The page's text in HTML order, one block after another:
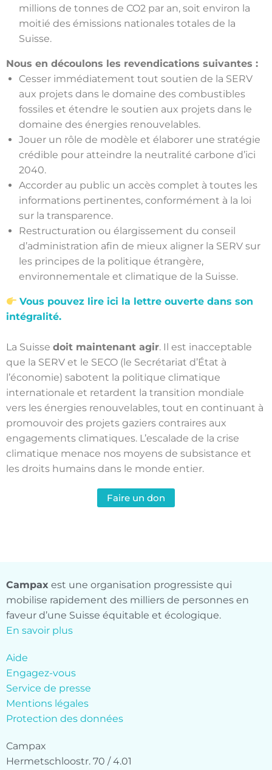
millions de tonnes de CO2 par an, soit environ la
moitié des émissions nationales totales de la
Suisse.
Nous en découlons les revendications suivantes :
Cesser immédiatement tout soutien de la SERV
aux projets dans le domaine des combustibles
fossiles et étendre le soutien aux projets dans le
domaine des énergies renouvelables.
Jouer un rôle de modèle et élaborer une stratégie
crédible pour atteindre la neutralité carbone d’ici
2040.
Accorder au public un accès complet à toutes les
informations pertinentes, conformément à la loi
sur la transparence.
Restructuration ou élargissement du conseil
d’administration afin de mieux aligner la SERV sur
les principes de la politique étrangère,
environnementale et climatique de la Suisse.
Vous pouvez lire ici la lettre ouverte dans son
intégralité.
La Suisse doit maintenant agir. Il est inacceptable
que la SERV et le SECO (le Secrétariat d’État à
l’économie) sabotent la politique climatique
internationale et retardent la transition mondiale
vers les énergies renouvelables, tout en continuant à
promouvoir des projets gaziers contraires aux
engagements climatiques. L’escalade de la crise
climatique menace nos moyens de subsistance et
les droits humains dans le monde entier.
Faire un don
Campax est une organisation progressiste qui
mobilise rapidement des milliers de personnes en
faveur d’une Suisse équitable et écologique.
En savoir plus
Aide
Engagez-vous
Service de presse
Mentions légales
Protection des données
Campax
Hermetschloostr. 70 / 4.01